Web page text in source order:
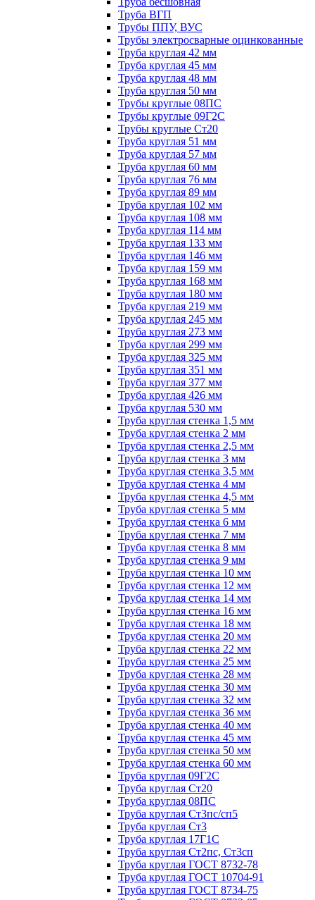
Труба ВГП
Трубы ППУ, ВУС
Трубы электросварные оцинкованные
Труба круглая 42 мм
Труба круглая 45 мм
Труба круглая 48 мм
Труба круглая 50 мм
Трубы круглые 08ПС
Трубы круглые 09Г2С
Трубы круглые Ст20
Труба круглая 51 мм
Труба круглая 57 мм
Труба круглая 60 мм
Труба круглая 76 мм
Труба круглая 89 мм
Труба круглая 102 мм
Труба круглая 108 мм
Труба круглая 114 мм
Труба круглая 133 мм
Труба круглая 146 мм
Труба круглая 159 мм
Труба круглая 168 мм
Труба круглая 180 мм
Труба круглая 219 мм
Труба круглая 245 мм
Труба круглая 273 мм
Труба круглая 299 мм
Труба круглая 325 мм
Труба круглая 351 мм
Труба круглая 377 мм
Труба круглая 426 мм
Труба круглая 530 мм
Труба круглая стенка 1,5 мм
Труба круглая стенка 2 мм
Труба круглая стенка 2,5 мм
Труба круглая стенка 3 мм
Труба круглая стенка 3,5 мм
Труба круглая стенка 4 мм
Труба круглая стенка 4,5 мм
Труба круглая стенка 5 мм
Труба круглая стенка 6 мм
Труба круглая стенка 7 мм
Труба круглая стенка 8 мм
Труба круглая стенка 9 мм
Труба круглая стенка 10 мм
Труба круглая стенка 12 мм
Труба круглая стенка 14 мм
Труба круглая стенка 16 мм
Труба круглая стенка 18 мм
Труба круглая стенка 20 мм
Труба круглая стенка 22 мм
Труба круглая стенка 25 мм
Труба круглая стенка 28 мм
Труба круглая стенка 30 мм
Труба круглая стенка 32 мм
Труба круглая стенка 36 мм
Труба круглая стенка 40 мм
Труба круглая стенка 45 мм
Труба круглая стенка 50 мм
Труба круглая стенка 60 мм
Труба круглая 09Г2С
Труба круглая Ст20
Труба круглая 08ПС
Труба круглая Ст3пс/сп5
Труба круглая Ст3
Труба круглая 17Г1С
Труба круглая Ст2пс, Ст3сп
Труба круглая ГОСТ 8732-78
Труба круглая ГОСТ 10704-91
Труба круглая ГОСТ 8734-75